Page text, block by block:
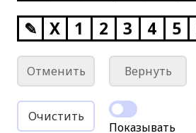
✎ X 1 2 3 4 5
Отменить Вернуть
Очистить
Показывать